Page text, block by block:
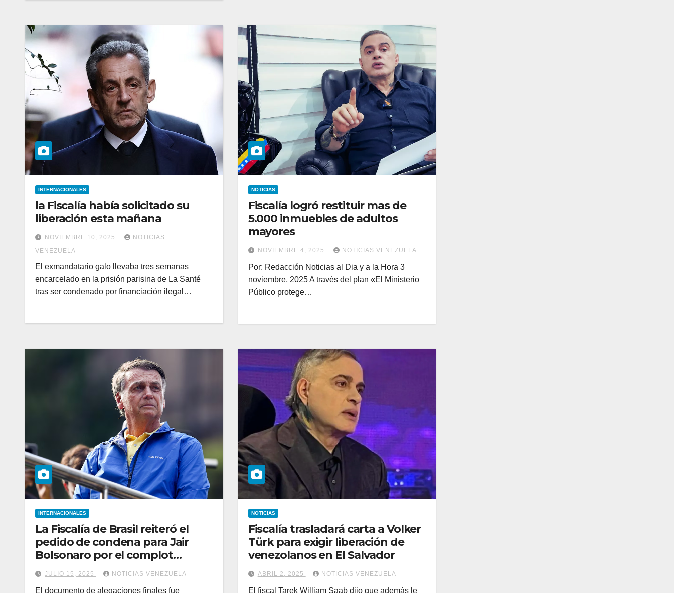
INTERNACIONALES
la Fiscalía había solicitado su
liberación esta mañana
NOVIEMBRE 10, 2025
NOTICIAS
VENEZUELA
El exmandatario galo llevaba tres semanas
encarcelado en la prisión parisina de La Santé
tras ser condenado por financiación ilegal…
NOTICIAS
Fiscalía logró restituir mas de
5.000 inmuebles de adultos
mayores
NOVIEMBRE 4, 2025 NOTICIAS VENEZUELA
Por: Redacción Noticias al Dia y a la Hora 3
noviembre, 2025 A través del plan «El Ministerio
Público protege…
INTERNACIONALES
La Fiscalía de Brasil reiteró el
pedido de condena para Jair
Bolsonaro por el complot
golpista contra Lula da Silva
JULIO 15, 2025 NOTICIAS VENEZUELA
El documento de alegaciones finales fue
NOTICIAS
Fiscalía trasladará carta a Volker
Türk para exigir liberación de
venezolanos en El Salvador
ABRIL 2, 2025 NOTICIAS VENEZUELA
El fiscal Tarek William Saab dijo que además le